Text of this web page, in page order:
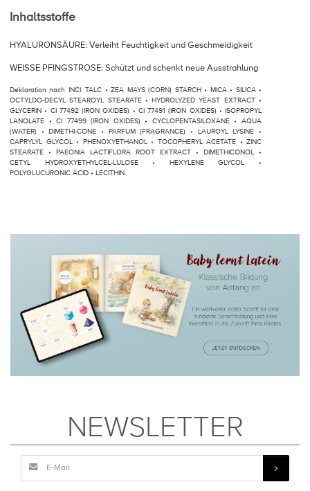
Inhaltsstoffe
HYALURONSÄURE: Verleiht Feuchtigkeit und Geschmeidigkeit
WEISSE PFINGSTROSE: Schützt und schenkt neue Ausstrahlung
Deklaration nach INCI: TALC • ZEA MAYS (CORN) STARCH • MICA • SILICA •
OCTYLDO-DECYL STEAROYL STEARATE • HYDROLYZED YEAST EXTRACT •
GLYCERIN • CI 77492 (IRON OXIDES) • CI 77491 (IRON OXIDES) • ISOPROPYL
LANOLATE • CI 77499 (IRON OXIDES) • CYCLOPENTASILOXANE • AQUA
(WATER) • DIMETHI-CONE • PARFUM (FRAGRANCE) • LAUROYL LYSINE •
CAPRYLYL GLYCOL • PHENOXYETHANOL • TOCOPHERYL ACETATE • ZINC
STEARATE • PAEONIA LACTIFLORA ROOT EXTRACT • DIMETHICONOL •
CETYL HYDROXYETHYLCEL-LULOSE • HEXYLENE GLYCOL •
POLYGLUCURONIC ACID • LECITHIN.
NEWSLETTER